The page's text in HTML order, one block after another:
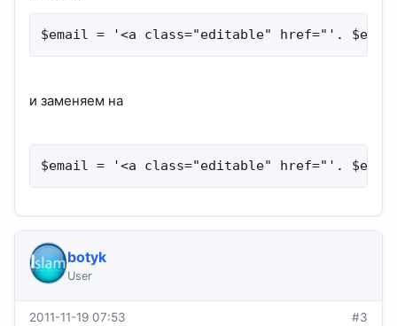
$email = '<a class="editable" href="'.
и заменяем на
$email = '<a class="editable" href="'.
botyk
User
2011-11-19 07:53 #3